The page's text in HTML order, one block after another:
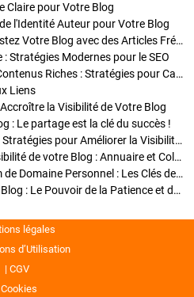
Claire pour Votre Blog
l'Identité Auteur pour Votre Blog
Stratégies de Publication : Boostez Votre Blog avec des Articles Fréquents et Exclusifs
Stratégies Modernes pour le SEO
Enrichir Vos Articles avec des Contenus Riches : Stratégies pour Captiver et Optimiser
Liens
la Visibilité de Votre Blog
: Le partage est la clé du succès !
Optimisation SEO des Articles : Stratégies pour Améliorer la Visibilité de Votre Blog
Stratégies pour améliorer la visibilité de votre Blog : Annuaire et Collaborations
Pourquoi Investir dans un Nom de Domaine Personnel : Les Clés de la Réussite de Votre Blog
Comment Faire Émerger Votre Blog : Le Pouvoir de la Patience et de la Persévérance
légales
d’Utilisation
CGV
Cookies